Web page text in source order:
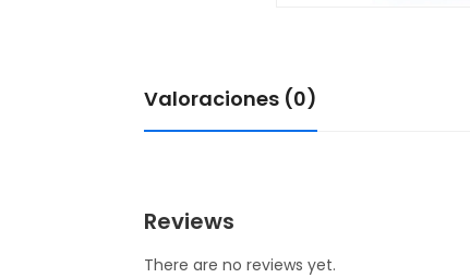
Valoraciones (0)
Reviews
There are no reviews yet.